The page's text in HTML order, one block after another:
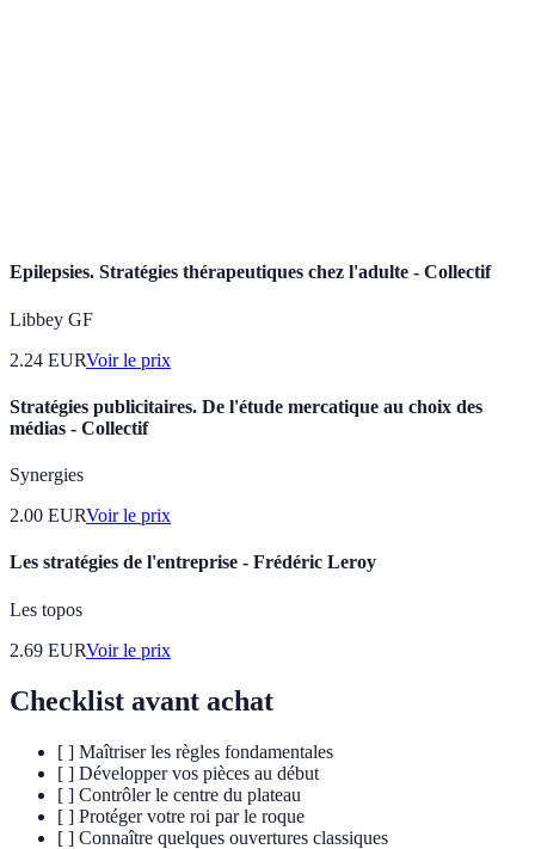
Epilepsies. Stratégies thérapeutiques chez l'adulte - Collectif
Libbey GF
2.24 EURVoir le prix
Stratégies publicitaires. De l'étude mercatique au choix des
médias - Collectif
Synergies
2.00 EURVoir le prix
Les stratégies de l'entreprise - Frédéric Leroy
Les topos
2.69 EURVoir le prix
Checklist avant achat
[ ] Maîtriser les règles fondamentales
[ ] Développer vos pièces au début
[ ] Contrôler le centre du plateau
[ ] Protéger votre roi par le roque
[ ] Connaître quelques ouvertures classiques